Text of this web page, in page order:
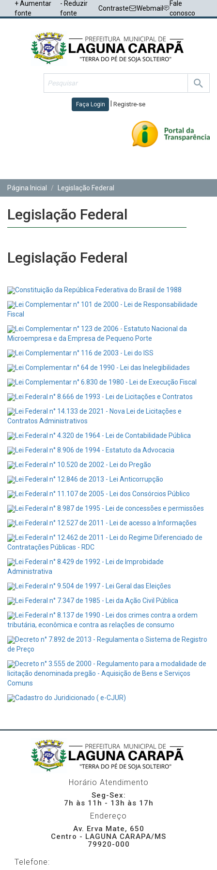
+ Aumentar
fonte
- Reduzir
fonte
Contraste Webmail
Fale
conosco
Faça Login Registre-se
Página Inicial
Legislação Federal
Legislação Federal
Legislação Federal
Constituição da República Federativa do Brasil de 1988
Lei Complementar n° 101 de 2000 - Lei de Responsabilidade
Fiscal
Lei Complementar n° 123 de 2006 - Estatuto Nacional da
Microempresa e da Empresa de Pequeno Porte
Lei Complementar n° 116 de 2003 - Lei do ISS
Lei Complementar n° 64 de 1990 - Lei das Inelegibilidades
Lei Complementar n° 6.830 de 1980 - Lei de Execução Fiscal
Lei Federal n° 8.666 de 1993 - Lei de Licitações e Contratos
Lei Federal n° 14.133 de 2021 - Nova Lei de Licitações e
Contratos Administrativos
Lei Federal n° 4.320 de 1964 - Lei de Contabilidade Pública
Lei Federal n° 8.906 de 1994 - Estatuto da Advocacia
Lei Federal n° 10.520 de 2002 - Lei do Pregão
Lei Federal n° 12.846 de 2013 - Lei Anticorrupção
Lei Federal n° 11.107 de 2005 - Lei dos Consórcios Público
Lei Federal n° 8.987 de 1995 - Lei de concessões e permissões
Lei Federal n° 12.527 de 2011 - Lei de acesso a Informações
Lei Federal n° 12.462 de 2011 - Lei do Regime Diferenciado de
Contratações Públicas - RDC
Lei Federal n° 8.429 de 1992 - Lei de Improbidade
Administrativa
Lei Federal n° 9.504 de 1997 - Lei Geral das Eleições
Lei Federal n° 7.347 de 1985 - Lei da Ação Civil Pública
Lei Federal n° 8.137 de 1990 - Lei dos crimes contra a ordem
tributária, econômica e contra as relações de consumo
Decreto n° 7.892 de 2013 - Regulamenta o Sistema de Registro
de Preço
Decreto n° 3.555 de 2000 - Regulamento para a modalidade de
licitação denominada pregão - Aquisição de Bens e Serviços
Comuns
Cadastro do Juridicionado ( e-CJUR)
Horário Atendimento
Seg-Sex:
7h às 11h - 13h às 17h
Endereço
Av. Erva Mate, 650
Centro - LAGUNA CARAPA/MS
79920-000
Telefone: